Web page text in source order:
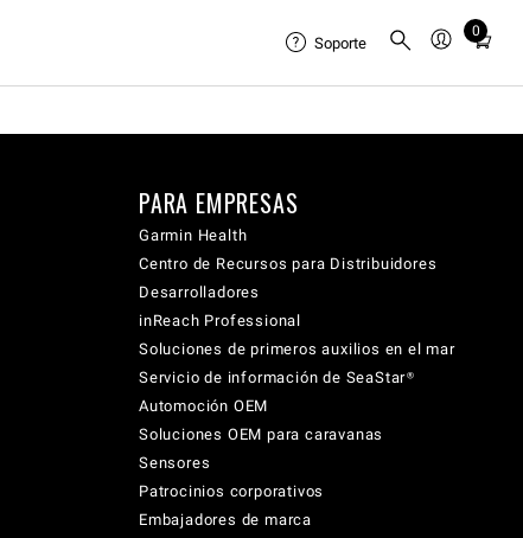
Soporte
0
Total
cart:
PARA EMPRESAS
Garmin Health
Centro de Recursos para Distribuidores
Desarrolladores
inReach Professional
Soluciones de primeros auxilios en el mar
Servicio de información de SeaStar®
Automoción OEM
Soluciones OEM para caravanas
Sensores
Patrocinios corporativos
Embajadores de marca